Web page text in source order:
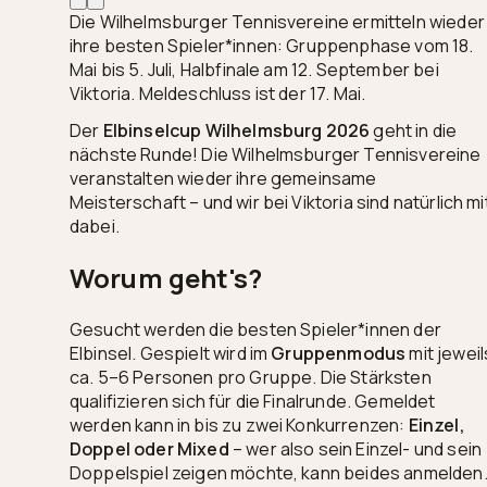
Die Wilhelmsburger Tennisvereine ermitteln wieder
ihre besten Spieler*innen: Gruppenphase vom 18.
Mai bis 5. Juli, Halbfinale am 12. September bei
Viktoria. Meldeschluss ist der 17. Mai.
Der Elbinselcup Wilhelmsburg 2026geht in die
nächste Runde! Die Wilhelmsburger Tennisvereine
veranstalten wieder ihre gemeinsame
Meisterschaft – und wir bei Viktoria sind natürlich
dabei.
Worum geht's?
Gesucht werden die besten Spieler*innen der
Elbinsel. Gespielt wird im Gruppenmodusmit
ca. 5–6 Personen pro Gruppe. Die Stärksten
qualifizieren sich für die Finalrunde. Gemeldet
werden kann in bis zu zwei Konkurrenzen: Einzel,
Doppel oder Mixed – wer also sein Einzel- und sein
Doppelspiel zeigen möchte, kann beides anmelden.